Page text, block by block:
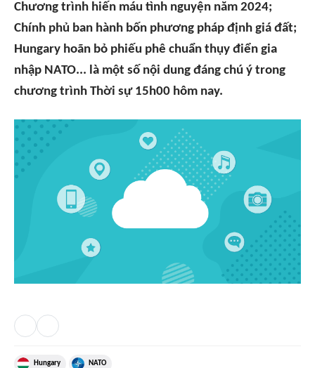
Chương trình hiến máu tình nguyện năm 2024;
Chính phủ ban hành bốn phương pháp định giá đất;
Hungary hoãn bỏ phiếu phê chuẩn thụy điển gia
nhập NATO... là một số nội dung đáng chú ý trong
chương trình Thời sự 15h00 hôm nay.
Hungary NATO